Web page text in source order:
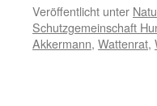
Veröffentlicht unter
Schutzgemeinschaft
Akkermann, Wattenrat,